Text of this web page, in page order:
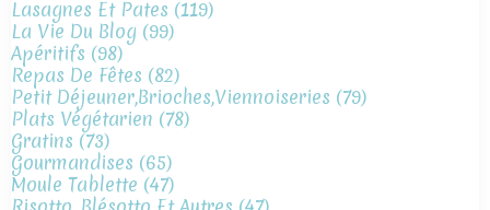
Lasagnes Et Pates (119)
La Vie Du Blog (99)
Apéritifs (98)
Repas De Fêtes (82)
Petit Déjeuner,brioches,viennoiseries (79)
Plats Végétarien (78)
Gratins (73)
Gourmandises (65)
Moule Tablette (47)